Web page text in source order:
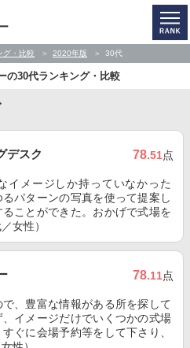
グ・比較 2020年版 30代
の30代ランキング・比較
デスク 78.51点
イメージしか持っていなかった
パターンの写真を使って提案し
ことができた。おかげで式場を
女性）
78.11点
、豊富な情報がある所を探して
イメージだけでいくつかの式場
ぐに会場予約等をして下さり、